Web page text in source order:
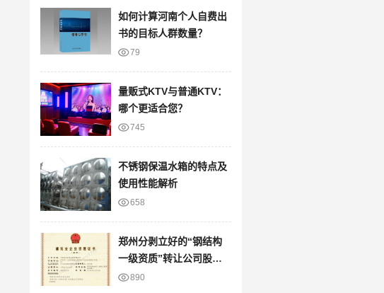
如何计算河南个人自费出
书的目标人群数量？
79
量贩式KTV与普通KTV：
哪个更适合您？
745
不锈钢保温水箱的特点及
使用性能解析
658
郑州分剥立好的“钢结构
一级资质”转让公司股权
澄 890